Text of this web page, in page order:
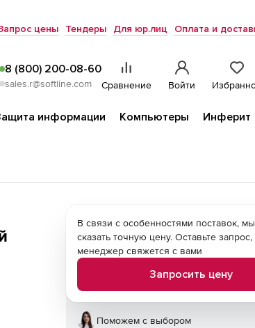
цены Тендеры Для юр.лиц Оплата и
8 (800) 200-08-60
sales.r@softline.com Сравнение Войти
информации Компьютеры Инферит
В связи с особенностями поставок,
сказать точную цену. Оставьте
менеджер свяжется с вами
Запросить цену
Поможем с выбором